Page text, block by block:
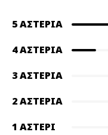
5 ΑΣΤΈΡΙΑ
4 ΑΣΤΈΡΙΑ
3 ΑΣΤΈΡΙΑ
2 ΑΣΤΈΡΙΑ
1 ΑΣΤΈΡΙ